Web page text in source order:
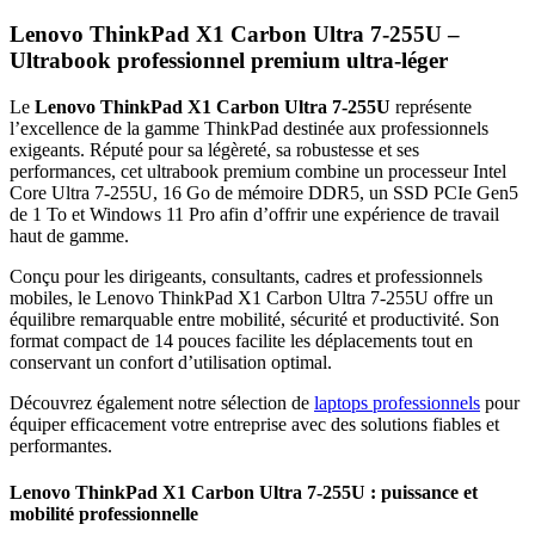
Lenovo ThinkPad X1 Carbon Ultra 7-255U –
Ultrabook professionnel premium ultra-léger
Le Lenovo ThinkPad X1 Carbon Ultra 7-255U représente
l’excellence de la gamme ThinkPad destinée aux professionnels
exigeants. Réputé pour sa légèreté, sa robustesse et ses
performances, cet ultrabook premium combine un processeur Intel
Core Ultra 7-255U, 16 Go de mémoire DDR5, un SSD PCIe Gen5
de 1 To et Windows 11 Pro afin d’offrir une expérience de travail
haut de gamme.
Conçu pour les dirigeants, consultants, cadres et professionnels
mobiles, le Lenovo ThinkPad X1 Carbon Ultra 7-255U offre un
équilibre remarquable entre mobilité, sécurité et productivité. Son
format compact de 14 pouces facilite les déplacements tout en
conservant un confort d’utilisation optimal.
Découvrez également notre sélection de laptops professionnels pour
équiper efficacement votre entreprise avec des solutions fiables et
performantes.
Lenovo ThinkPad X1 Carbon Ultra 7-255U : puissance et
mobilité professionnelle